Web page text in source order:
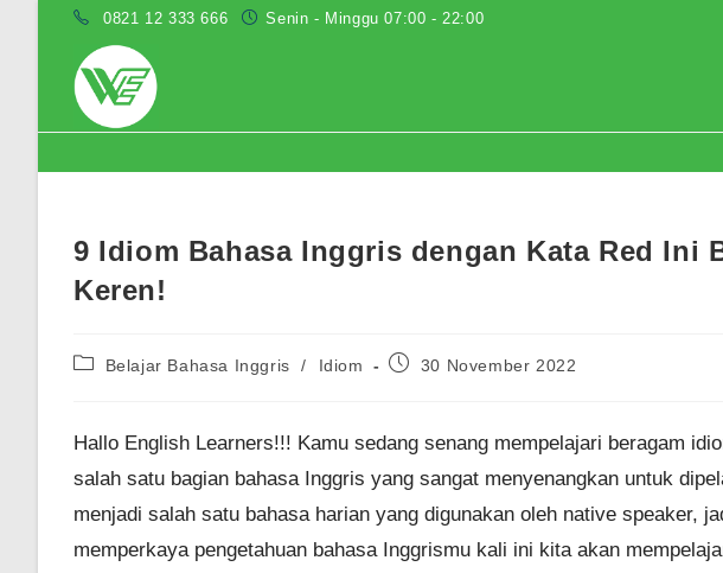
0821 12 333 666 Senin - Minggu 07:00 - 22:00
9 Idiom Bahasa Inggris dengan Kata Red Ini
Keren!
PostBelajar Bahasa Inggris / Idiom
Post30 November 2022
Hallo English Learners!!! Kamu sedang senang mempelajari beragam
salah satu bagian bahasa Inggris yang sangat menyenangkan untuk
menjadi salah satu bahasa harian yang digunakan oleh native speaker,
memperkaya pengetahuan bahasa Inggrismu kali ini kita akan